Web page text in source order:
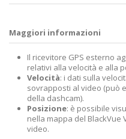
Maggiori informazioni
Il ricevitore GPS esterno
relativi alla velocità e alla
Velocità: i dati sulla
sovrapposti al video (può
della dashcam).
Posizione: è possibile
nella mappa del
video.